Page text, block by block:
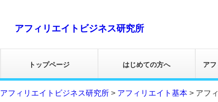
アフィリエイトビジネス研究所
トップページ はじめての方へ ア
アフィリエイトビジネス研究所 > アフィリエイト基本 > アフ